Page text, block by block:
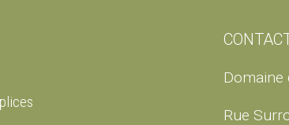
Domaine
Rue